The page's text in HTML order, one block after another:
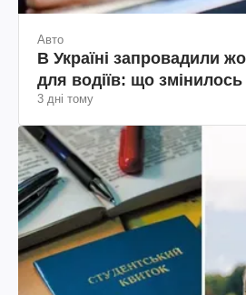
Авто
В Україні запровадили
для водіїв: що змінилось
3 дні тому